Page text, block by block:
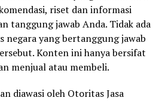
riset dan informasi
tanggung jawab Anda. Tidak ada
negara yang bertanggung jawab
Konten ini hanya bersifat
menjual atau membeli.
diawasi oleh Otoritas Jasa